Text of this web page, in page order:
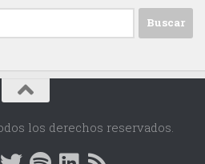
los derechos reservados.